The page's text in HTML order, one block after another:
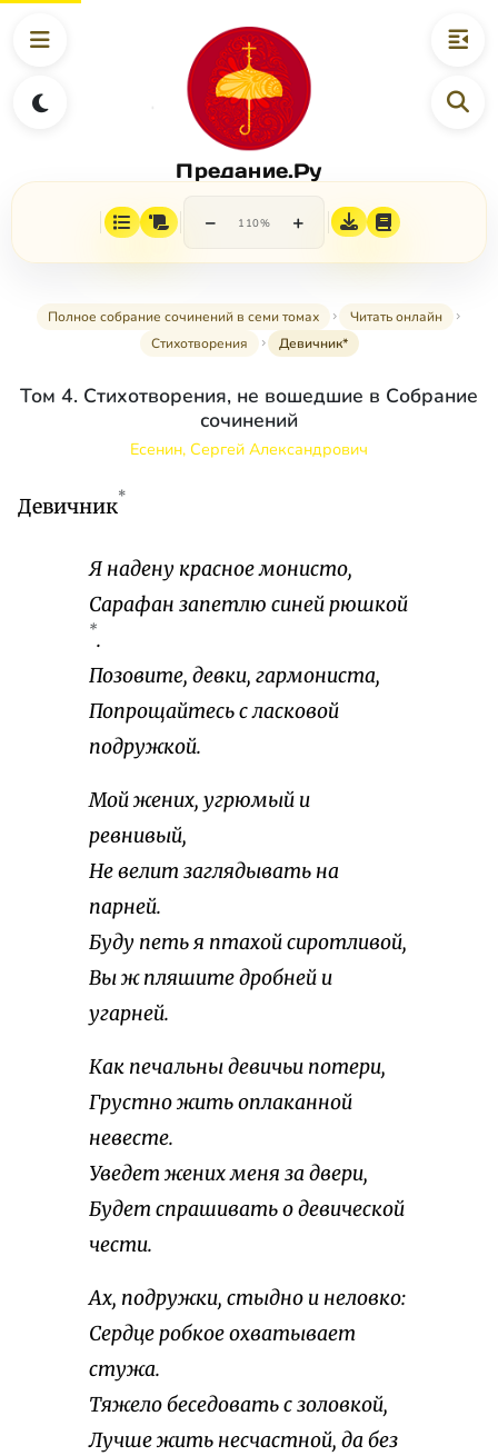
Предание.Ру
− 110% +
Полное собрание сочинений в семи томах
Читать онлайн
Стихотворения
Девичник*
Том 4. Стихотворения, не вошедшие в Собрание
сочинений
Есенин, Сергей Александрович
Девичник*
Я надену красное монисто,
Сарафан запетлю синей рюшкой
*.
Позовите, девки, гармониста,
Попрощайтесь с ласковой
подружкой.
Мой жених, угрюмый и
ревнивый,
Не велит заглядывать на
парней.
Буду петь я птахой сиротливой,
Вы ж пляшите дробней и
угарней.
Как печальны девичьи потери,
Грустно жить оплаканной
невесте.
Уведет жених меня за двери,
Будет спрашивать о девической
чести.
Ах, подружки, стыдно и неловко:
Сердце робкое охватывает
стужа.
Тяжело беседовать с золовкой,
Лучше жить несчастной, да без